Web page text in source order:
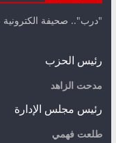
"درب".. صحيفة
رئيس الحزب
مدحت الزاهد
رئيس مجلس الإدارة
طلعت فهمي